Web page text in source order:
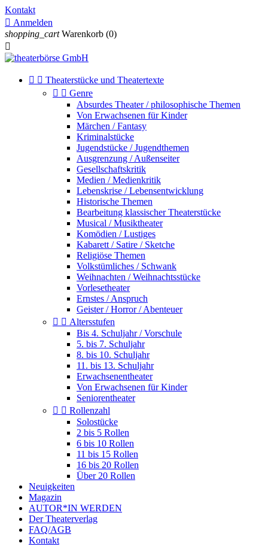
Kontakt
 Anmelden
shopping_cart Warenkorb (0)

  Theaterstücke und Theatertexte
  Genre
Absurdes Theater / philosophische Themen
Von Erwachsenen für Kinder
Märchen / Fantasy
Kriminalstücke
Jugendstücke / Jugendthemen
Ausgrenzung / Außenseiter
Gesellschaftskritik
Medien / Medienkritik
Lebenskrise / Lebensentwicklung
Historische Themen
Bearbeitung klassischer Theaterstücke
Musical / Musiktheater
Komödien / Lustiges
Kabarett / Satire / Sketche
Religiöse Themen
Volkstümliches / Schwank
Weihnachten / Weihnachtsstücke
Vorlesetheater
Ernstes / Anspruch
Geister / Horror / Abenteuer
  Altersstufen
Bis 4. Schuljahr / Vorschule
5. bis 7. Schuljahr
8. bis 10. Schuljahr
11. bis 13. Schuljahr
Erwachsenentheater
Von Erwachsenen für Kinder
Seniorentheater
  Rollenzahl
Solostücke
2 bis 5 Rollen
6 bis 10 Rollen
11 bis 15 Rollen
16 bis 20 Rollen
Über 20 Rollen
Neuigkeiten
Magazin
AUTOR*IN WERDEN
Der Theaterverlag
FAQ/AGB
Kontakt